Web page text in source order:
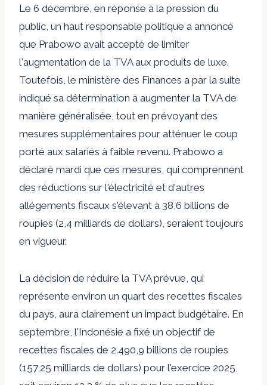
Le 6 décembre, en réponse à la pression du
public, un haut responsable politique a annoncé
que Prabowo avait accepté de limiter
l'augmentation de la TVA aux produits de luxe.
Toutefois, le ministère des Finances a par la suite
indiqué sa détermination à augmenter la TVA de
manière généralisée, tout en prévoyant des
mesures supplémentaires pour atténuer le coup
porté aux salariés à faible revenu. Prabowo a
déclaré mardi que ces mesures, qui comprennent
des réductions sur l'électricité et d'autres
allégements fiscaux s'élevant à 38,6 billions de
roupies (2,4 milliards de dollars), seraient toujours
en vigueur.
La décision de réduire la TVA prévue, qui
représente environ un quart des recettes fiscales
du pays, aura clairement un impact budgétaire. En
septembre, l'Indonésie a fixé un objectif de
recettes fiscales de 2.490,9 billions de roupies
(157,25 milliards de dollars) pour l'exercice 2025,